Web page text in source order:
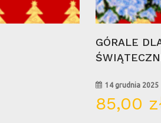
GÓRALE
14 grudnia 2025
85,00